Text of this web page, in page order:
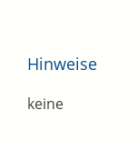
Hinweise
keine